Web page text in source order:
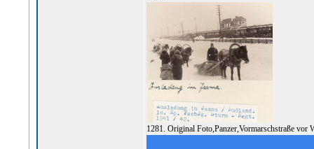
1281. Original Foto,Panzer,Vormarschstraße vor